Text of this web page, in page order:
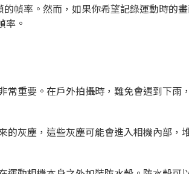
幀率。然而，如果你希望記錄運動時
率。
常重要。在戶外拍攝時，難免會遇到下
的灰塵，這些灰塵可能會進入相機內部